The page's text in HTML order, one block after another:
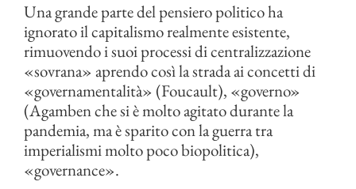
Una grande parte del pensiero politico ha
ignorato il capitalismo realmente esistente,
rimuovendo i suoi processi di centralizzazione
«sovrana» aprendo così la strada ai concetti di
«governamentalità» (Foucault), «governo»
(Agamben che si è molto agitato durante la
pandemia, ma è sparito con la guerra tra
imperialismi molto poco biopolitica),
«governance».